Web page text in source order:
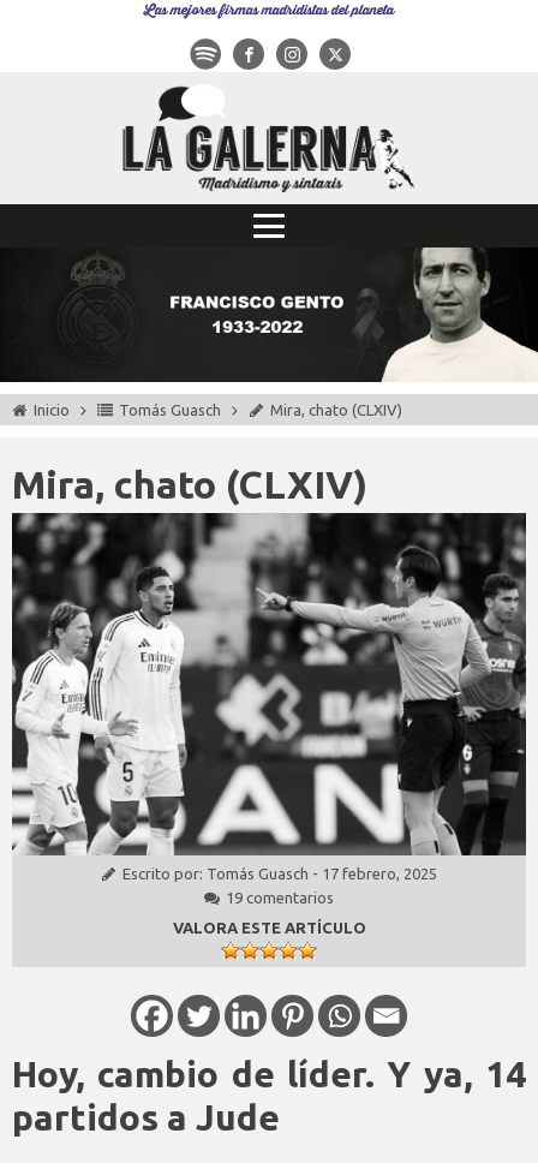
Las mejores firmas madridistas del planeta
Inicio Tomás Guasch Mira, chato (CLXIV)
Mira, chato (CLXIV)
Escrito por: Tomás Guasch - 17 febrero, 2025
19 comentarios
VALORA ESTE ARTÍCULO
Hoy, cambio de líder. Y ya, 14
partidos a Jude